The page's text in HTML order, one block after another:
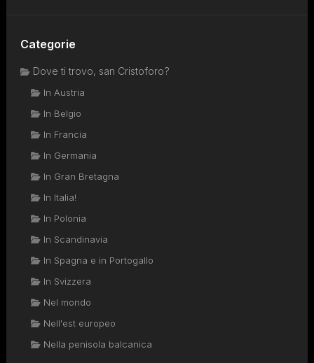
Categorie
Dove ti trovo, san Cristoforo?
In Austria
In Belgio
In Francia
In Germania
In Gran Bretagna
In Italia!
In Polonia
In Scandinavia
In Spagna e in Portogallo
In Svizzera
Nel mondo
Nell'est europeo
Nella penisola balcanica